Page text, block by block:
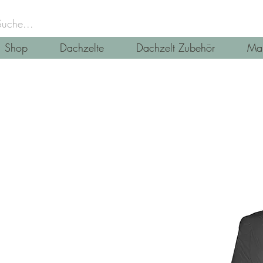
Shop Dachzelte Dachzelt Zubehör